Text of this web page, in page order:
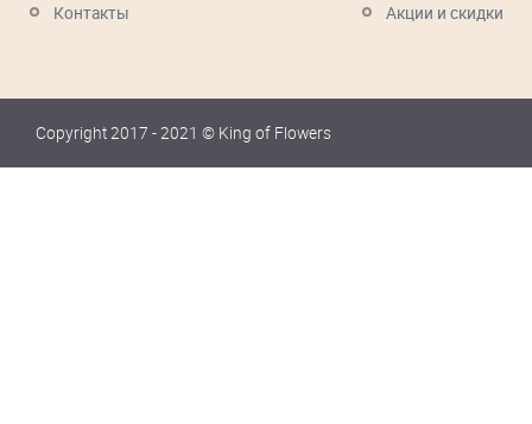
Контакты
Акции и скидки
Copyright 2017 - 2021 © King of Flowers